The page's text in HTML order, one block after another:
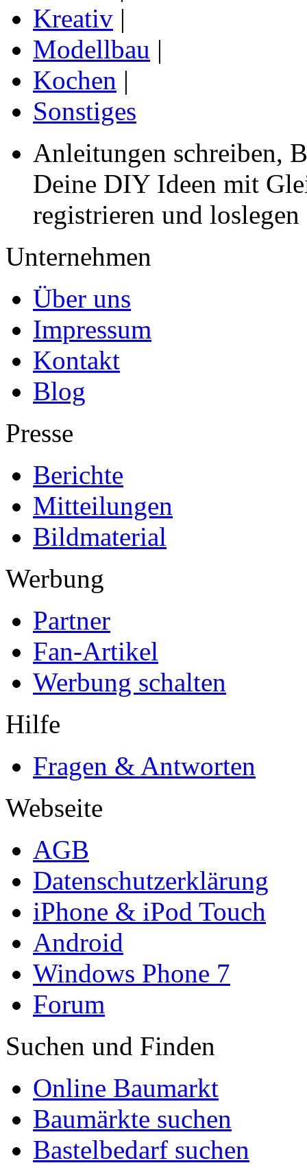
Kreativ |
Modellbau |
Kochen |
Sonstiges
Anleitungen schreiben,
Deine DIY Ideen mit
registrieren und loslegen
Unternehmen
Über uns
Impressum
Kontakt
Blog
Presse
Berichte
Mitteilungen
Bildmaterial
Werbung
Partner
Fan-Artikel
Werbung schalten
Hilfe
Fragen & Antworten
Webseite
AGB
Datenschutzerklärung
iPhone & iPod Touch
Android
Windows Phone 7
Forum
Suchen und Finden
Online Baumarkt
Baumärkte suchen
Bastelbedarf suchen